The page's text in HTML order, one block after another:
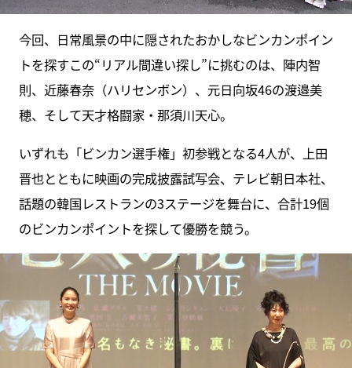
今回、日常風景の中に隠されたおかしなビンカンポイン
トを探すこの“リアル間違い探し”に挑むのは、陣内智
則、近藤春奈（ハリセンボン）、元日向坂46の渡邉美
穂、そして天才格闘家・那須川天心。
いずれも「ビンカン選手権」初参戦となる4人が、上田
晋也とともに映画の完成披露試写会、テレビ朝日本社、
話題の韓国レストランの3ステージを舞台に、合計19個
のビンカンポイントを探して優勝を競う。